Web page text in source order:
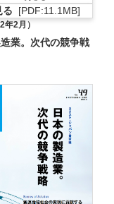
ウで開きます
る
[PDF:11.1MB]
PDFファイルが新規
2月）
造業。次代の競争戦